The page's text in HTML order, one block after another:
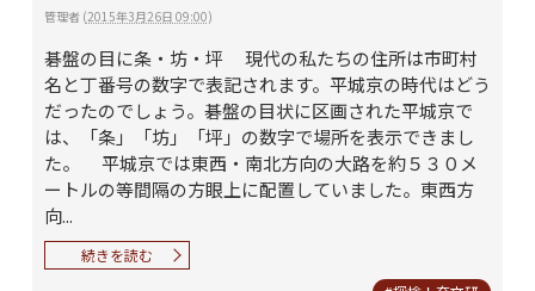
管理者(2015年3月26日 09:00)
碁盤の目に条・坊・坪 現代の私たちの住所は市町村
名と丁番号の数字で表記されます。平城京の時代はどう
だったのでしょう。碁盤の目状に区画された平城京で
は、「条」「坊」「坪」の数字で場所を表示できまし
た。 平城京では東西・南北方向の大路を約５３０メ
ートルの等間隔の方眼上に配置していました。東西方
向...
続きを読む